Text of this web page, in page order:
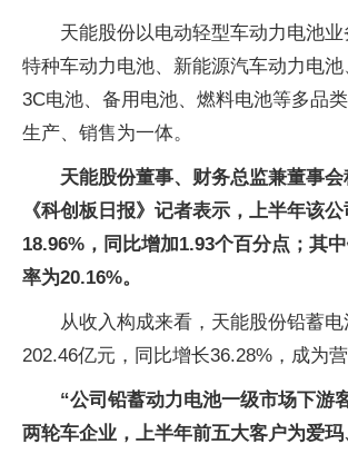
天能股份以电动轻型车动力电池
特种车动力电池、新能源汽车动力电池
3C电池、备用电池、燃料电池等多品类
生产、销售为一体。
天能股份董事、财务总监兼董事
《科创板日报》记者表示，上半年该
18.96%，同比增加1.93个百分点；其
率为20.16%。
从收入构成来看，天能股份铅蓄电
202.46亿元，同比增长36.28%，成为营
“公司铅蓄动力电池一级市场下游
两轮车企业，上半年前五大客户为爱玛